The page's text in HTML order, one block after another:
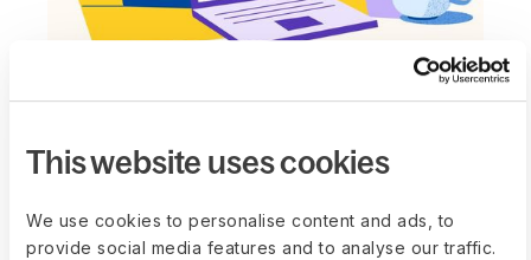
This website uses cookies
We use cookies to personalise content and ads, to
provide social media features and to analyse our traffic.
Stellen Sie
notwendige
Ausrüstung bereit
Vermeiden Sie Fehleinstufungsrisikenindem Sie